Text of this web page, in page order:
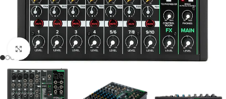
Click to enlarge